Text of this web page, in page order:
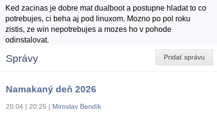
Ked zacinas je dobre mat dualboot a postupne hladat to co
potrebujes, ci beha aj pod linuxom. Mozno po pol roku
zistis, ze win nepotrebujes a mozes ho v pohode
odinstalovat.
Pridať správu
Správy
Namakaný deň 2026
20.04 | 20:25 | Miroslav Bendík